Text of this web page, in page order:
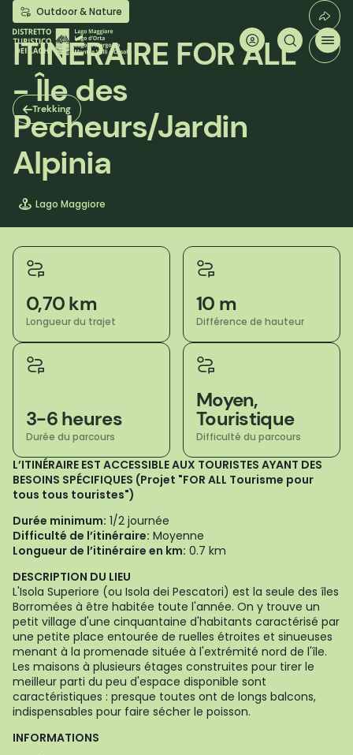
Aller
au
contenu
principal
Trekking
Outdoor & Nature
ITINÉRAIRE FOR ALL
- Île des
Pecheurs/Jardin
Alpinia
Lago Maggiore
0,70 km
Longueur du trajet
10 m
Différence de hauteur
3-6 heures
Durée du parcours
Moyen,
Touristique
Difficulté du parcours
L’ITINÉRAIRE EST ACCESSIBLE AUX TOURISTES AYANT DES
BESOINS SPÉCIFIQUES (Projet "FOR ALL Tourisme pour
tous tous touristes")
Durée minimum: 1/2 journée
Difficulté de l’itinéraire: Moyenne
Longueur de l’itinéraire en km: 0.7 km
DESCRIPTION DU LIEU
L'Isola Superiore (ou Isola dei Pescatori) est la seule des îles
Borromées à être habitée toute l'année. On y trouve un
petit village d'une cinquantaine d'habitants caractérisé par
une petite place entourée de ruelles étroites et sinueuses
menant à la promenade située à l'extrémité nord de l'île.
Les maisons à plusieurs étages construites pour tirer le
meilleur parti du peu d'espace disponible sont
caractéristiques : presque toutes ont de longs balcons,
indispensables pour faire sécher le poisson.
INFORMATIONS